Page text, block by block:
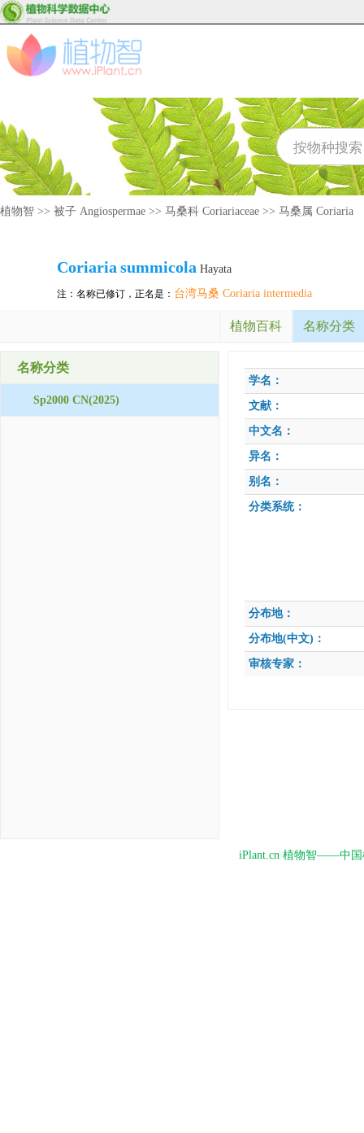
植物智 >> 被子 Angiospermae >> 马桑科 Coriariaceae >> 马桑属 Coriaria
Coriaria summicola Hayata
注：名称已修订，正名是： 台湾马桑 Coriaria intermedia
植物百科 名称分类
名称分类
Sp2000 CN(2025)
学名：
文献：
中文名：
异名：
别名：
分类系统：
分布地：
分布地(中文)：
审核专家：
iPlant.cn 植物智——中国